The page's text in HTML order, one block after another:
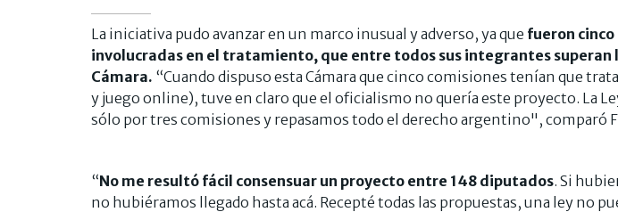
La iniciativa pudo avanzar en un marco inusual y adverso, ya que fueron
involucradas en el tratamiento, que entre todos sus integrantes superan
Cámara. “Cuando dispuso esta Cámara que cinco comisiones tenían que
y juego online), tuve en claro que el oficialismo no quería este proyecto. La
sólo por tres comisiones y repasamos todo el derecho argentino", comparó
“No me resultó fácil consensuar un proyecto entre 148 diputados. Si
no hubiéramos llegado hasta acá. Recepté todas las propuestas, una ley no